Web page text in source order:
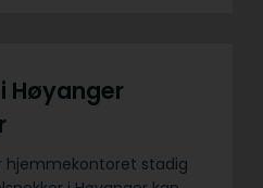
Høyanger
hjemmekontoret stadig